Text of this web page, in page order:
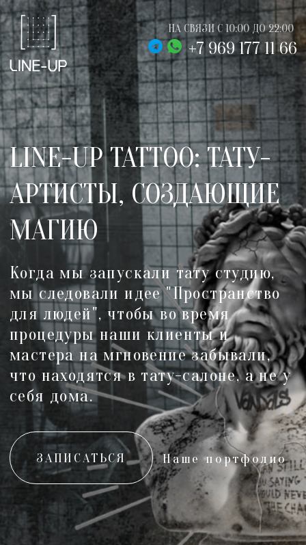
LINE-UP TATTOO: ТАТУ-
АРТИСТЫ, СОЗДАЮЩИЕ
МАГИЮ
Когда мы запускали тату студию,
мы следовали идее "Пространство
для людей", чтобы во время
процедуры наши клиенты и
мастера на мгновение забывали,
что находятся в тату-салоне, а не у
себя дома.
+7 969 177 11 66
НА СВЯЗИ С 10:00 ДО 22:00
Наше портфолио
ЗАПИСАТЬСЯ
идея, история и качество
ВСЕ О НАШЕЙ СТУДИИ LINE-UP